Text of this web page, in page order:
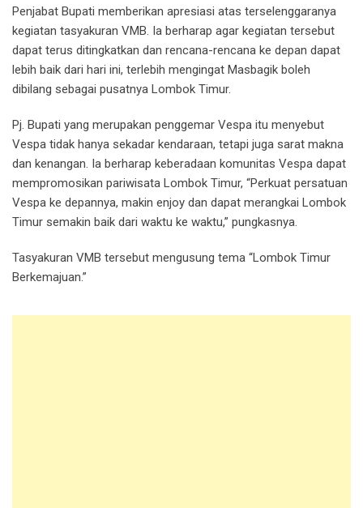
Penjabat Bupati memberikan apresiasi atas terselenggaranya
kegiatan tasyakuran VMB. Ia berharap agar kegiatan tersebut
dapat terus ditingkatkan dan rencana-rencana ke depan dapat
lebih baik dari hari ini, terlebih mengingat Masbagik boleh
dibilang sebagai pusatnya Lombok Timur.
Pj. Bupati yang merupakan penggemar Vespa itu menyebut
Vespa tidak hanya sekadar kendaraan, tetapi juga sarat makna
dan kenangan. Ia berharap keberadaan komunitas Vespa dapat
mempromosikan pariwisata Lombok Timur, “Perkuat persatuan
Vespa ke depannya, makin enjoy dan dapat merangkai Lombok
Timur semakin baik dari waktu ke waktu,” pungkasnya.
Tasyakuran VMB tersebut mengusung tema “Lombok Timur
Berkemajuan.”